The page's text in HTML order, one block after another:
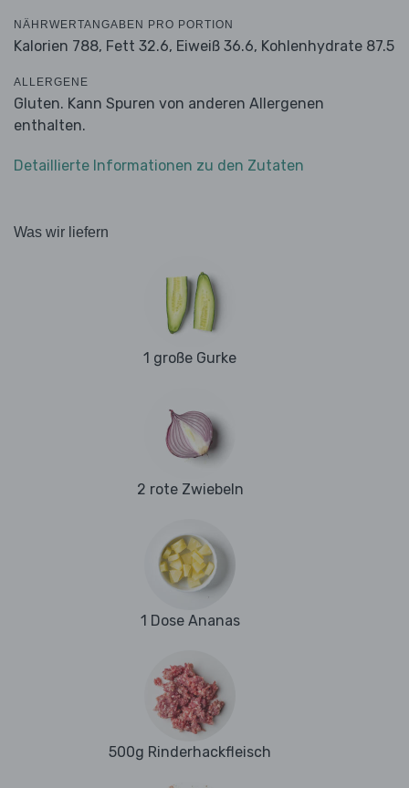
NÄHRWERTANGABEN PRO PORTION
Kalorien 788, Fett 32.6, Eiweiß 36.6, Kohlenhydrate 87.5
ALLERGENE
Gluten. Kann Spuren von anderen Allergenen
enthalten.
Detaillierte Informationen zu den Zutaten
Was wir liefern
1 große Gurke
2 rote Zwiebeln
1 Dose Ananas
500g Rinderhackfleisch